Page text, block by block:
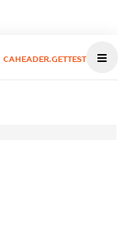
CAHEADER.GETTEST